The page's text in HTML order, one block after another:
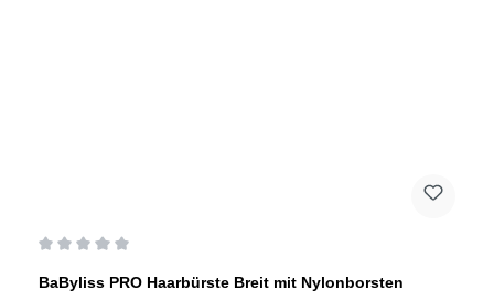
BaByliss PRO Haarbürste Breit mit Nylonborsten